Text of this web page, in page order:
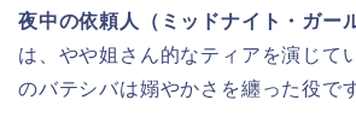
夜中の依頼人（ミッドナイト・ガー
は、やや姐さん的なティアを演じて
のバテシバは嫋やかさを纏った役で